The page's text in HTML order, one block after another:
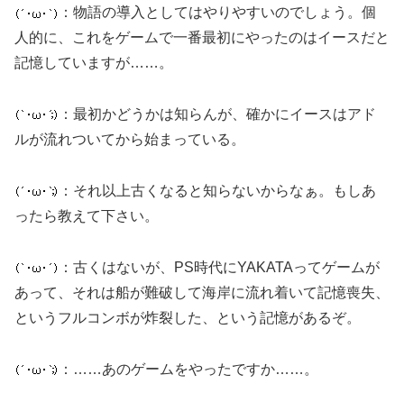
：物語の導入としてはやりやすいのでしょう。個
人的に、これをゲームで一番最初にやったのはイースだと
記憶していますが……。
：最初かどうかは知らんが、確かにイースはアド
ルが流れついてから始まっている。
：それ以上古くなると知らないからなぁ。もしあ
ったら教えて下さい。
：古くはないが、PS時代にYAKATAってゲームが
あって、それは船が難破して海岸に流れ着いて記憶喪失、
というフルコンボが炸裂した、という記憶があるぞ。
：……あのゲームをやったですか……。